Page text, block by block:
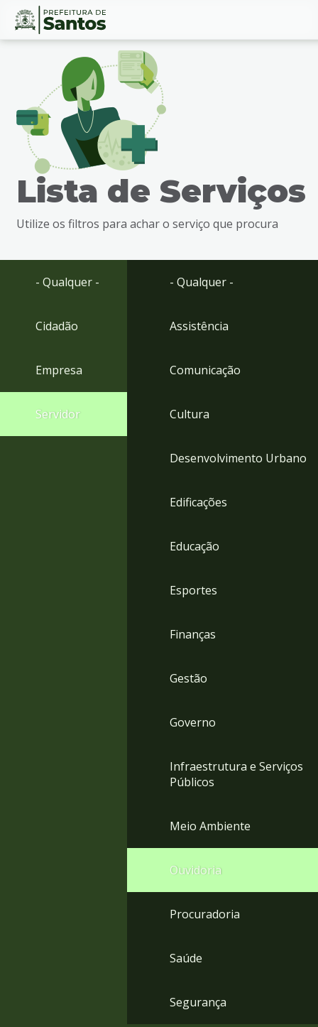
Ir
busca
Ir
Conteúdo
Lista de Serviços
Utilize os filtros para achar o serviço que procura
- Qualquer -
Cidadão
Empresa
Servidor
- Qualquer -
Assistência
Comunicação
Cultura
Desenvolvimento Urbano
Edificações
Educação
Esportes
Finanças
Gestão
Governo
Infraestrutura e Serviços
Públicos
Meio Ambiente
Ouvidoria
Procuradoria
Saúde
Segurança